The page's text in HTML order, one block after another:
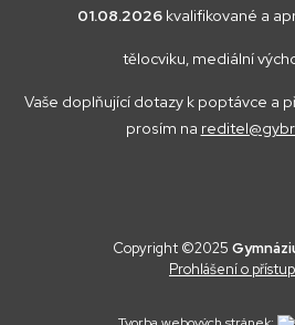
01.08.2026 kvalifikované a
tělocviku, mediální
Vaše doplňující dotazy k poptávce a
prosím na
Copyright ©2025
Prohlášení o